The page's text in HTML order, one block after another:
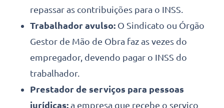
repassar as contribuições para o INSS.
Trabalhador avulso: O Sindicato ou Órgão
Gestor de Mão de Obra faz as vezes do
empregador, devendo pagar o INSS do
trabalhador.
Prestador de serviços para pessoas
jurídicas: a empresa que recebe o serviço